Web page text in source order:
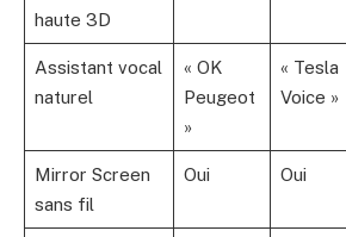
haute 3D
Assistant vocal
naturel
« OK
Peugeot
»
« Tesla
Voice »
Mirror Screen
sans fil
Oui Oui